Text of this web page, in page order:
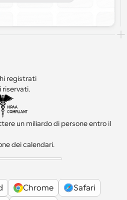
registrati
riservati.
un miliardo di persone entro il
dei calendari.
Chrome
Safari